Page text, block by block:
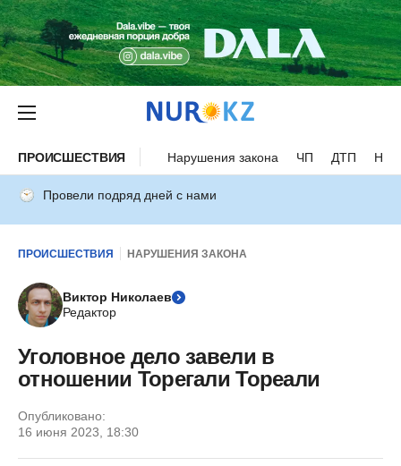
ПРОИСШЕСТВИЯ Нарушения закона ЧП ДТП
Провели подряд дней с нами
ПРОИСШЕСТВИЯ НАРУШЕНИЯ ЗАКОНА
Виктор Николаев
Редактор
Уголовное дело завели в
отношении Торегали Тореали
Опубликовано:
16 июня 2023, 18:30